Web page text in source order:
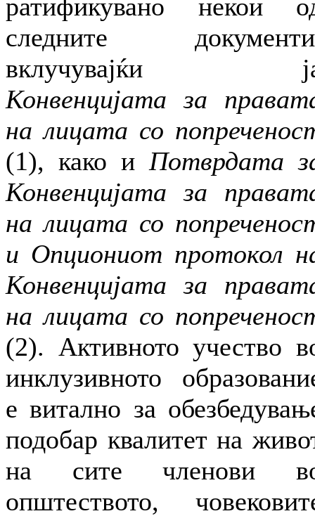
ратификувано некои
следните
вклучувајќи
Конвенцијата за
на лицата со
(1), како и Потврдата
Конвенцијата за
на лицата со
и Опциониот протокол
Конвенцијата за
на лицата со
(2). Активното учество
инклузивното
е витално за
подобар квалитет на
на сите членови
општеството,